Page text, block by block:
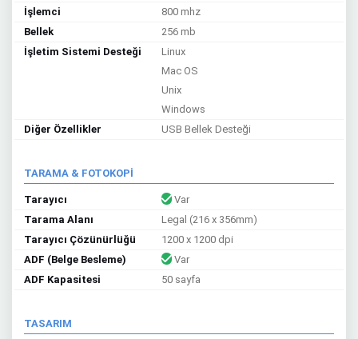
İşlemci
800 mhz
Bellek
256 mb
İşletim Sistemi Desteği
Linux
Mac OS
Unix
Windows
Diğer Özellikler
USB Bellek Desteği
TARAMA & FOTOKOPİ
Tarayıcı
Var
Tarama Alanı
Legal (216 x 356mm)
Tarayıcı Çözünürlüğü
1200 x 1200 dpi
ADF (Belge Besleme)
Var
ADF Kapasitesi
50 sayfa
TASARIM